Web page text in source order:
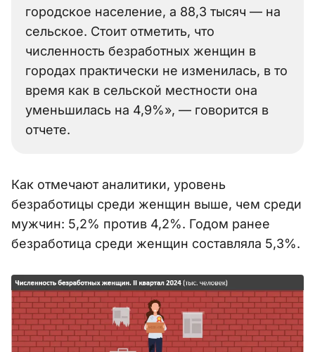
городское население, а 88,3 тысяч — на
сельское. Стоит отметить, что
численность безработных женщин в
городах практически не изменилась, в то
время как в сельской местности она
уменьшилась на 4,9%», — говорится в
отчете.
Как отмечают аналитики, уровень
безработицы среди женщин выше, чем среди
мужчин: 5,2% против 4,2%. Годом ранее
безработица среди женщин составляла 5,3%.